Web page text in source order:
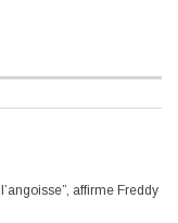
affirme Freddy